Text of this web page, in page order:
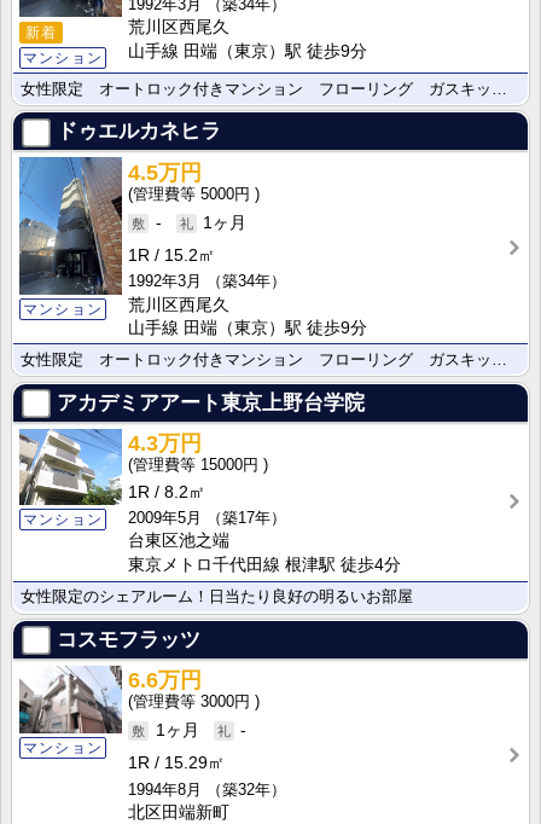
新着
マンション
1992年3月
（築34年）
荒川区西尾久
山手線 田端（東京）駅 徒歩9分
ドゥエルカネヒラ
マンション
4.5万円
5000円
-
1ヶ月
1R
15.2㎡
1992年3月
（築34年）
荒川区西尾久
山手線 田端（東京）駅 徒歩9分
アカデミアアート東京上野台学院
マンション
4.3万円
15000円
1R
8.2㎡
2009年5月
（築17年）
台東区池之端
東京メトロ千代田線 根津駅 徒歩4分
女性限定のシェアルーム！日当たり良好の明るいお部屋
コスモフラッツ
マンション
6.6万円
3000円
1ヶ月
-
1R
15.29㎡
1994年8月
（築32年）
北区田端新町